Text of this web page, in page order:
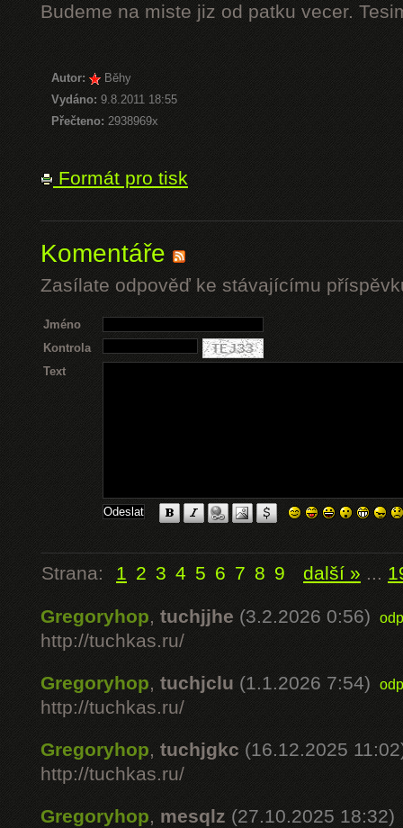
Budeme na miste jiz od patku vecer.
Autor:
Běhy
Vydáno: 9.8.2011 18:55
Přečteno: 2938969x
Formát pro tisk
Komentáře
Zasílate odpověď ke stávajícímu
Jméno
Kontrola
Text
Strana: 1 2 3 4 5 6 7 8 9 další » ...
Gregoryhop,tuchjjhe (3.2.2026 0:56)
http://tuchkas.ru/
Gregoryhop, tuchjclu (1.1.2026 7:54)
http://tuchkas.ru/
Gregoryhop,tuchjgkc (16.12.2025
http://tuchkas.ru/
Gregoryhop, mesqlz (27.10.2025 18:32)